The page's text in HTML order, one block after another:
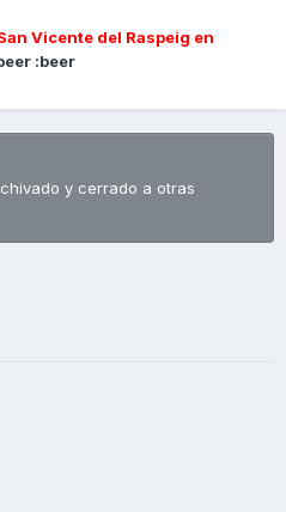
Vicente del Raspeig en
:beer
y cerrado a otras